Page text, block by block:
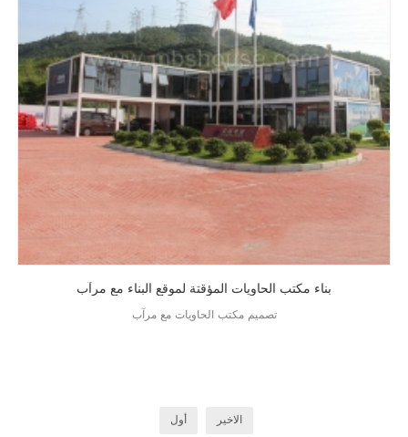
بناء مكتب الحاويات المؤقتة لموقع البناء مع مرآب
تصميم مكتب الحاويات مع مرآب
أول
الاخير